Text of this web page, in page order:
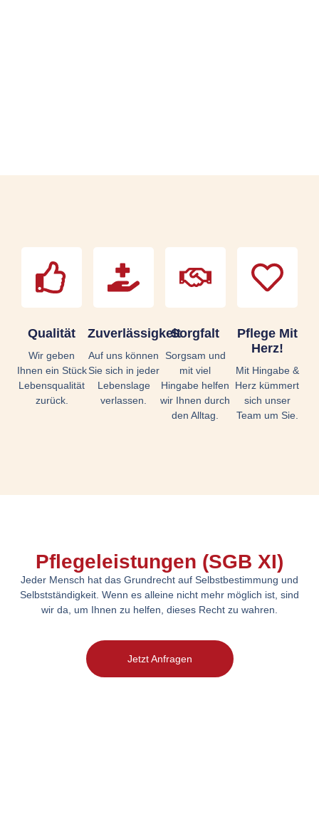
Qualität
Wir geben
Ihnen ein Stück
Lebensqualität
zurück.
Zuverlässigkeit
Auf uns können
Sie sich in jeder
Lebenslage
verlassen.
Sorgfalt
Sorgsam und
mit viel
Hingabe helfen
wir Ihnen durch
den Alltag.
Pflege Mit
Herz!
Mit Hingabe &
Herz kümmert
sich unser
Team um Sie.
Pflegeleistungen (SGB XI)
Jeder Mensch hat das Grundrecht auf Selbstbestimmung und
Selbstständigkeit. Wenn es alleine nicht mehr möglich ist, sind
wir da, um Ihnen zu helfen, dieses Recht zu wahren.
Jetzt Anfragen